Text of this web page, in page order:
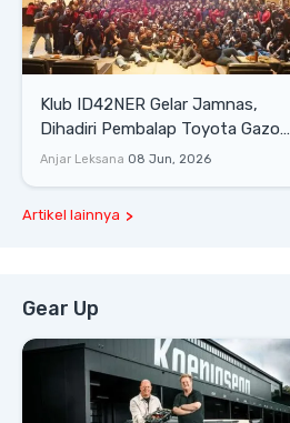
Klub ID42NER Gelar Jamnas,
Dihadiri Pembalap Toyota Gazoo
Racing
Anjar Leksana 08 Jun, 2026
Artikel lainnya
Gear Up